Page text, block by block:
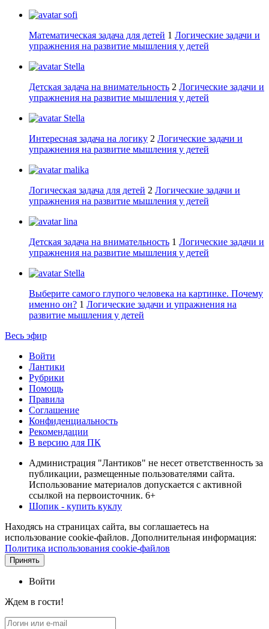
sofi
Математическая задача для детей 1 Логические задачи и
упражнения на развитие мышления у детей
Stella
Детская задача на внимательность 2 Логические задачи и
упражнения на развитие мышления у детей
Stella
Интересная задача на логику 2 Логические задачи и
упражнения на развитие мышления у детей
malika
Логическая задача для детей 2 Логические задачи и
упражнения на развитие мышления у детей
lina
Детская задача на внимательность 1 Логические задачи и
упражнения на развитие мышления у детей
Stella
Выберите самого глупого человека на картинке. Почему
именно он? 1 Логические задачи и упражнения на
развитие мышления у детей
Весь эфир
Войти
Лантики
Рубрики
Помощь
Правила
Соглашение
Конфиденциальность
Рекомендации
В версию для ПК
Администрация "Лантиков" не несет ответственность за
публикации, размещенные пользователями сайта.
Использование материалов допускается с активной
ссылкой на первоисточник. 6+
Шопик - купить куклу
Находясь на страницах сайта, вы соглашаетесь на
использование cookie-файлов. Дополнительная информация:
Политика использования cookie-файлов
Принять
Войти
Ждем в гости!